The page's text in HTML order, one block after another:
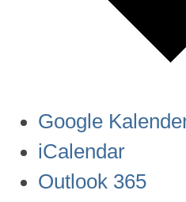
Google
iCalendar
Outlook 365